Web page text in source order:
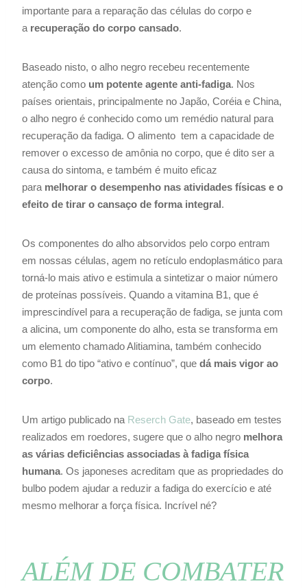
importante para a reparação das células do corpo e
a recuperação do corpo cansado.
Baseado nisto, o alho negro recebeu recentemente
atenção como um potente agente anti-fadiga. Nos
países orientais, principalmente no Japão, Coréia e China,
o alho negro é conhecido como um remédio natural para
recuperação da fadiga. O alimento tem a capacidade de
remover o excesso de amônia no corpo, que é dito ser a
causa do sintoma, e também é muito eficaz
para melhorar o desempenho nas atividades físicas e o
efeito de tirar o cansaço de forma integral.
Os componentes do alho absorvidos pelo corpo entram
em nossas células, agem no retículo endoplasmático para
torná-lo mais ativo e estimula a sintetizar o maior número
de proteínas possíveis. Quando a vitamina B1, que é
imprescindível para a recuperação de fadiga, se junta com
a alicina, um componente do alho, esta se transforma em
um elemento chamado Alitiamina, também conhecido
como B1 do tipo “ativo e contínuo”, que dá mais vigor ao
corpo.
Um artigo publicado na Reserch Gate, baseado em testes
realizados em roedores, sugere que o alho negro melhora
as várias deficiências associadas à fadiga física
humana. Os japoneses acreditam que as propriedades do
bulbo podem ajudar a reduzir a fadiga do exercício e até
mesmo melhorar a força física. Incrível né?
ALÉM DE COMBATER